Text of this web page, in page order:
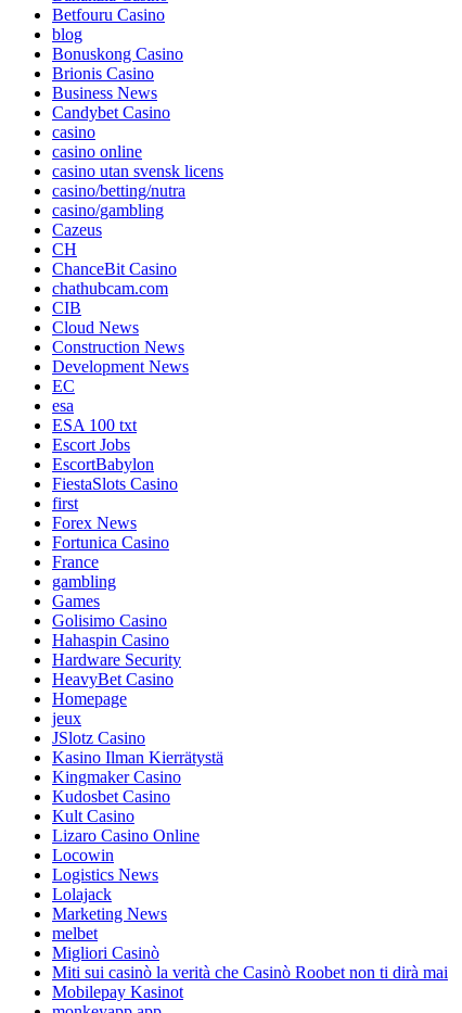
Betfouru Casino
blog
Bonuskong Casino
Brionis Casino
Business News
Candybet Casino
casino
casino online
casino utan svensk licens
casino/betting/nutra
casino/gambling
Cazeus
CH
ChanceBit Casino
chathubcam.com
CIB
Cloud News
Construction News
Development News
EC
esa
ESA 100 txt
Escort Jobs
EscortBabylon
FiestaSlots Casino
first
Forex News
Fortunica Casino
France
gambling
Games
Golisimo Casino
Hahaspin Casino
Hardware Security
HeavyBet Casino
Homepage
jeux
JSlotz Casino
Kasino Ilman Kierrätystä
Kingmaker Casino
Kudosbet Casino
Kult Casino
Lizaro Casino Online
Locowin
Logistics News
Lolajack
Marketing News
melbet
Migliori Casinò
Miti sui casinò la verità che Casinò Roobet non ti dirà mai
Mobilepay Kasinot